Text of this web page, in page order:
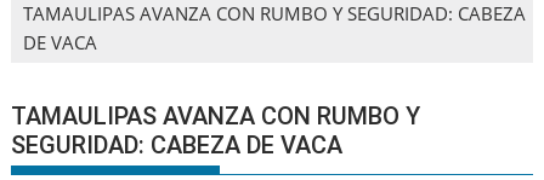
TAMAULIPAS AVANZA CON RUMBO Y SEGURIDAD: CABEZA
DE VACA
TAMAULIPAS AVANZA CON RUMBO Y
SEGURIDAD: CABEZA DE VACA